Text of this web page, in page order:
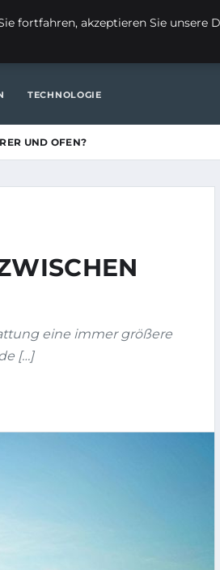
TECHNOLOGIE
UND OFEN?
eine immer größere
[…]
fortfahren, akzeptieren Sie unsere